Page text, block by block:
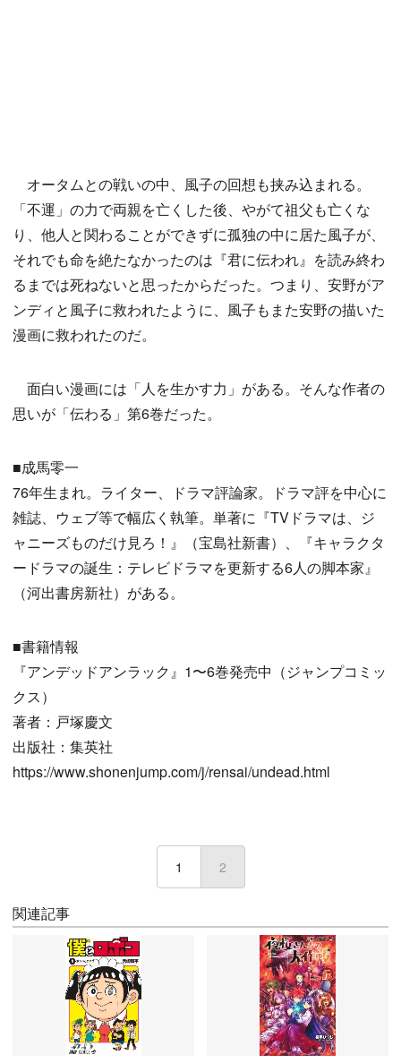
オータムとの戦いの中、風子の回想も挟み込まれる。
「不運」の力で両親を亡くした後、やがて祖父も亡くな
り、他人と関わることができずに孤独の中に居た風子が、
それでも命を絶たなかったのは『君に伝われ』を読み終わ
るまでは死ねないと思ったからだった。つまり、安野がア
ンディと風子に救われたように、風子もまた安野の描いた
漫画に救われたのだ。
面白い漫画には「人を生かす力」がある。そんな作者の
思いが「伝わる」第6巻だった。
■成馬零一
76年生まれ。ライター、ドラマ評論家。ドラマ評を中心に
雑誌、ウェブ等で幅広く執筆。単著に『TVドラマは、ジ
ャニーズものだけ見ろ！』（宝島社新書）、『キャラクタ
ードラマの誕生：テレビドラマを更新する6人の脚本家』
（河出書房新社）がある。
■書籍情報
『アンデッドアンラック』1〜6巻発売中（ジャンプコミッ
クス）
著者：戸塚慶文
出版社：集英社
https://www.shonenjump.com/j/rensai/undead.html
1 2
関連記事